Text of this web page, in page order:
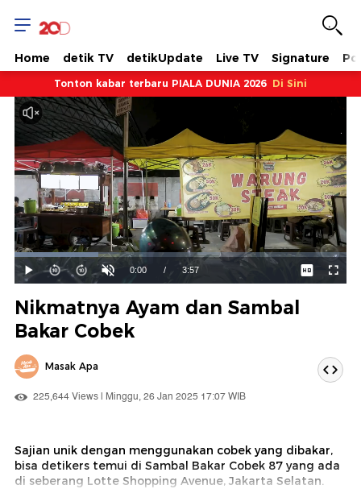
Home detik TV detikUpdate Live TV Signature
Tonton kabar terbaru PIALA DUNIA 2026 Di Sini
Mainkan
Suara
Hidup
Waktu
0:00 / Durasi
3:57
Dimuat:
25.31%
Nikmatnya Ayam dan Sambal
Bakar Cobek
Masak Apa
225,644 Views | Minggu, 26 Jan 2025 17:07 WIB
Sajian unik dengan menggunakan cobek yang dibakar,
bisa detikers temui di Sambal Bakar Cobek 87 yang ada
di seberang Lotte Shopping Avenue, Jakarta Selatan.